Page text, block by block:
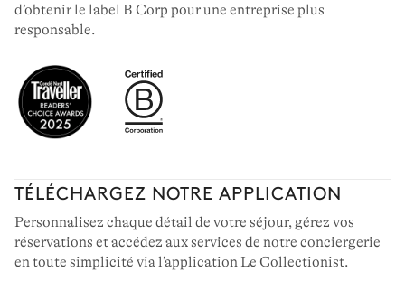
d’obtenir le label B Corp pour une entreprise plus
responsable.
TÉLÉCHARGEZ NOTRE APPLICATION
Personnalisez chaque détail de votre séjour, gérez vos
réservations et accédez aux services de notre conciergerie
en toute simplicité via l’application Le Collectionist.